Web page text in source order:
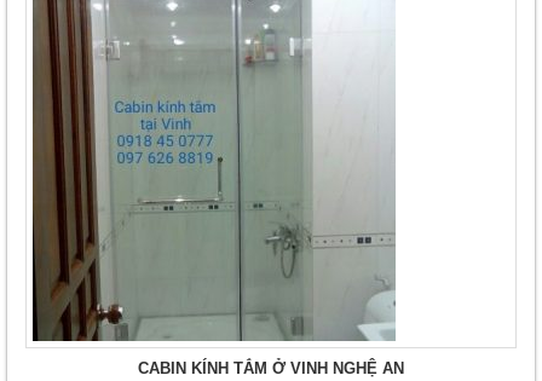
CABIN KÍNH TẮM Ở VINH NGHỆ AN